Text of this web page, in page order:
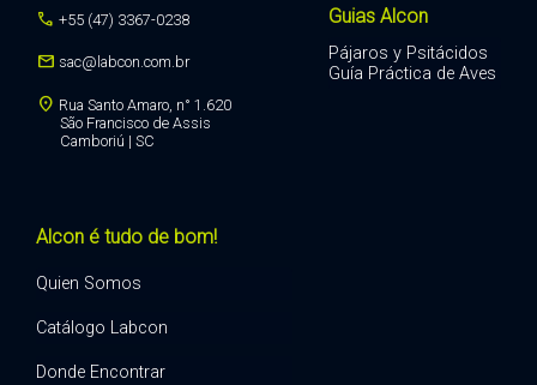
call +55 (47) 3367-0238
mail sac@labcon.com.br
location_on Rua Santo Amaro, n° 1.620
São Francisco de Assis
Camboriú | SC
Alcon é tudo de bom!
Quien Somos
Catálogo Labcon
Donde Encontrar
Guias Alcon
Pájaros y Psitácidos
Guía Práctica de Aves